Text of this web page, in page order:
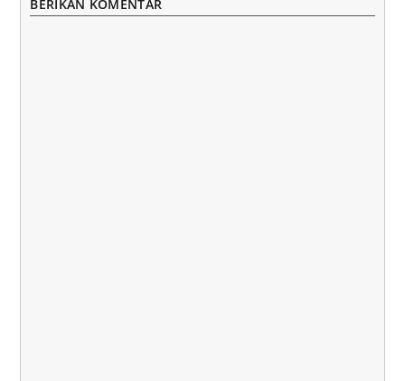
BERIKAN KOMENTAR